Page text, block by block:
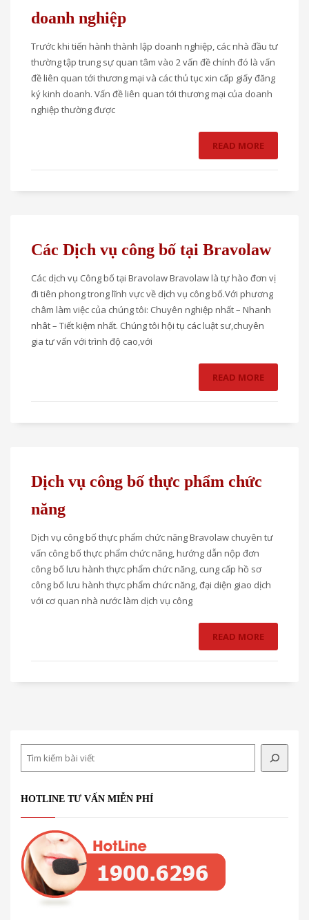
doanh nghiệp
Trước khi tiến hành thành lập doanh nghiệp, các nhà đầu tư
thường tập trung sự quan tâm vào 2 vấn đề chính đó là vấn
đề liên quan tới thương mại và các thủ tục xin cấp giấy đăng
ký kinh doanh. Vấn đề liên quan tới thương mại của doanh
nghiệp thường được
READ MORE
Các Dịch vụ công bố tại Bravolaw
Các dịch vụ Công bố tại Bravolaw Bravolaw là tự hào đơn vị
đi tiên phong trong lĩnh vực về dịch vụ công bố.Với phương
châm làm việc của chúng tôi: Chuyên nghiệp nhất – Nhanh
nhât – Tiết kiệm nhất. Chúng tôi hội tụ các luật sư,chuyên
gia tư vấn với trình độ cao,với
READ MORE
Dịch vụ công bố thực phẩm chức
năng
Dịch vụ công bố thực phẩm chức năng Bravolaw chuyên tư
vấn công bố thực phẩm chức năng, hướng dẫn nộp đơn
công bố lưu hành thực phẩm chức năng, cung cấp hồ sơ
công bố lưu hành thực phẩm chức năng, đại diện giao dịch
với cơ quan nhà nước làm dịch vụ công
READ MORE
HOTLINE TƯ VẤN MIỄN PHÍ